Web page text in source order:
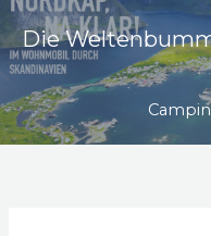
Zum
Inhalt
springen
Die